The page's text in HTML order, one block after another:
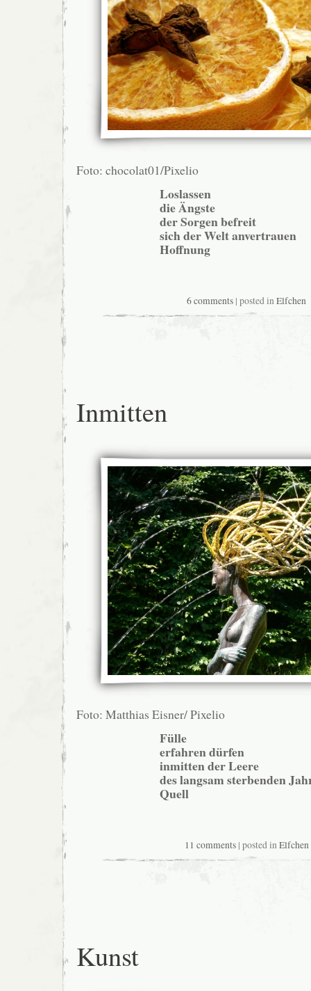
Foto: chocolat01/Pixelio
Loslassen
die Ängste
der Sorgen befreit
sich der Welt anvertrauen
Hoffnung
6 comments | posted in Elfchen
Inmitten
Foto: Matthias Eisner/ Pixelio
Fülle
erfahren dürfen
inmitten der Leere
des langsam sterbenden
Quell
11 comments| posted inElfchen
Kunst